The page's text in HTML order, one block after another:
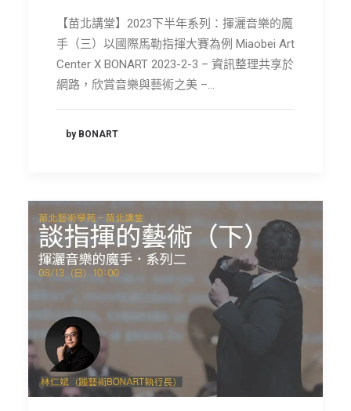
【苗北講堂】2023下半年系列：揮灑音樂的魔
手（三）以國際馬勒指揮大賽為例 Miaobei Art
Center X BONART 2023-2-3 – 資訊整理共享於
網路，欣賞音樂與藝術之美 –…
by BONART